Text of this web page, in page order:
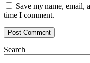
Save my name, email,
time I comment.
Search